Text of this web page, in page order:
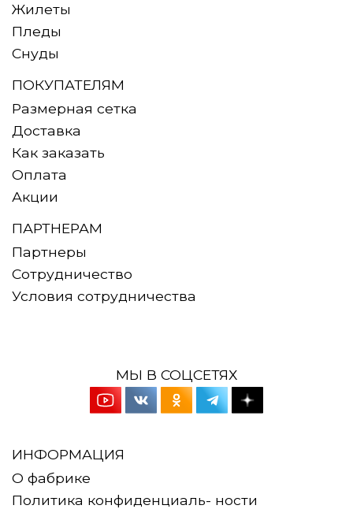
Жилеты
Пледы
Снуды
ПОКУПАТЕЛЯМ
Размерная сетка
Доставка
Как заказать
Оплата
Акции
ПАРТНЕРАМ
Партнеры
Сотрудничество
Условия сотрудничества
МЫ В СОЦСЕТЯХ
ИНФОРМАЦИЯ
О фабрике
Политика конфиденциаль- ности